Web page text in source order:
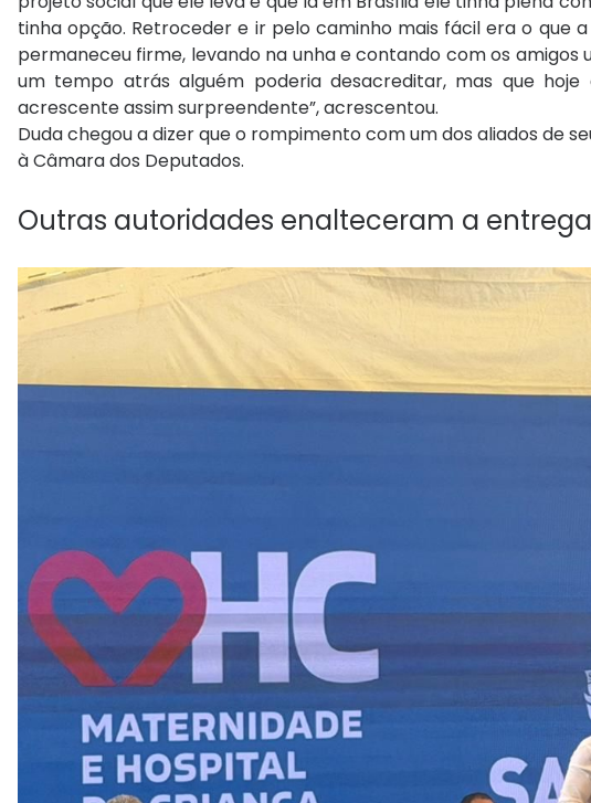
tinha opção. Retroceder e ir pelo caminho mais fácil era o que
permaneceu firme, levando na unha e contando com os
um tempo atrás alguém poderia desacreditar, mas que
acrescente assim surpreendente”, acrescentou.
Duda chegou a dizer que o rompimento com um dos aliados de
à Câmara dos Deputados.
Outras autoridades enalteceram a entrega